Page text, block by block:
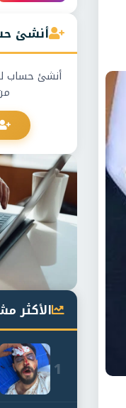
أنشئ
أنشئ حساب
الأكثر
1